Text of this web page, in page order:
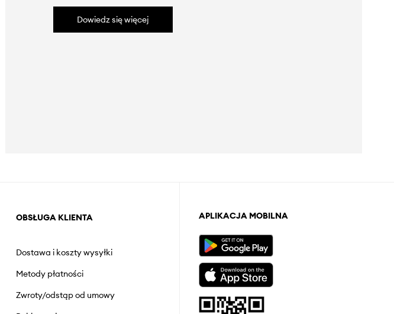
Dowiedz się więcej
OBSŁUGA KLIENTA
Dostawa i koszty wysyłki
Metody płatności
Zwroty/odstąp od umowy
APLIKACJA MOBILNA